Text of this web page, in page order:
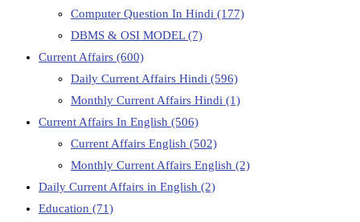
Computer Question In Hindi (177)
DBMS & OSI MODEL(7)
Current Affairs (600)
Daily Current Affairs Hindi (596)
Monthly Current Affairs Hindi (1)
Current Affairs In English (506)
Current Affairs English (502)
Monthly Current Affairs English (2)
Daily Current Affairs in English (2)
Education (71)